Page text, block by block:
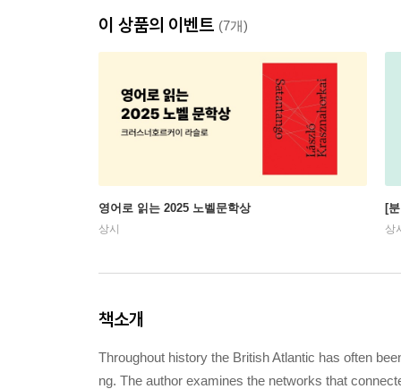
이 상품의 이벤트 (7개)
영어로 읽는 2025 노벨문학상
상시
[
상
책소개
Throughout history the British Atlantic has often
ng. The author examines the networks that